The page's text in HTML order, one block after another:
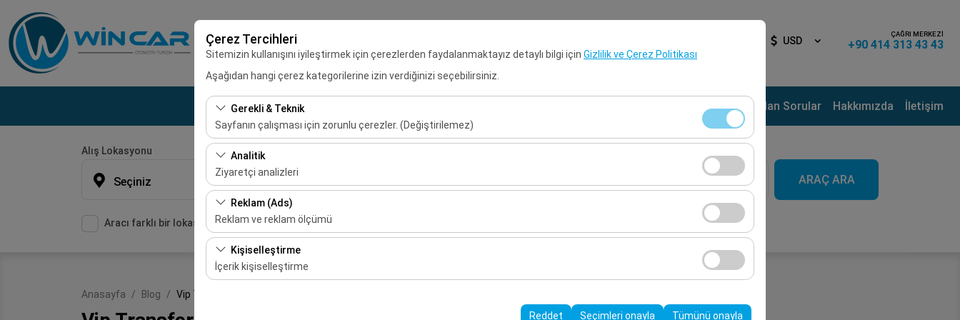
Çerez Tercihleri
Sitemizin kullanışını iyileştirmek için çerezlerden faydalanmaktayız detaylı bilgi için Gizlilik ve Çerez Politikası
Aşağıdan hangi çerez kategorilerine izin verdiğinizi seçebilirsiniz.
Gerekli & Teknik
Sayfanın çalışması için zorunlu çerezler. (Değiştirilemez)
Bu çerezler sitenin doğru şekilde çalışması, güvenlik, oturum yönetimi ve temel işlevler için gereklidir. Devre dışı
bırakılamaz.
Analitik
Ziyaretçi analizleri
Bu çerezler, sitemizin nasıl kullanıldığını (ziyaretçi sayısı, en çok ziyaret edilen sayfalar, kullanıcı davranışları) analiz
etmemizi sağlar. Bu veriler, web sitesi performansını ölçmek ve kullanıcı deneyimini sürekli iyileştirmek için kullanılır.
Reklam (Ads)
Reklam ve reklam ölçümü
Bu çerezler, size ilgi alanlarınıza uygun kişiselleştirilmiş reklamlar göstermemize ve reklam kampanyalarımızın
etkinliğini (gösterim sayısı, tıklama oranı) ölçmemize olanak tanır.
Kişiselleştirme
İçerik kişiselleştirme
deneyiminizin tutarlılığını ve sürekliliğini sağlamak amacıyla kullanılır.
Reddet Seçimleri onayla Tümünü onayla
USD
ÇAĞRI MERKEZİ
+90 414 313 43 43
Kiralama Noktaları Sık Sorulan Sorular Hakkımızda İletişim
Alış Lokasyonu
Seçiniz
Aracı farklı bir lokasyona bırakacağım
09:00 ARAÇ ARA
Anasayfa Blog Vip Transfer Hizmeti Haliliye